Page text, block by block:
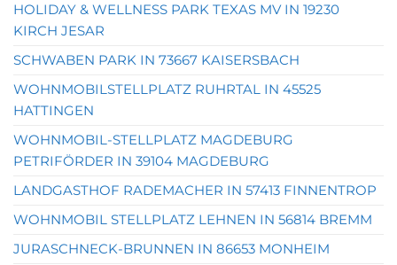
HOLIDAY & WELLNESS PARK TEXAS MV IN 19230
KIRCH JESAR
SCHWABEN PARK IN 73667 KAISERSBACH
WOHNMOBILSTELLPLATZ RUHRTAL IN 45525
HATTINGEN
WOHNMOBIL-STELLPLATZ MAGDEBURG
PETRIFÖRDER IN 39104 MAGDEBURG
LANDGASTHOF RADEMACHER IN 57413 FINNENTROP
WOHNMOBIL STELLPLATZ LEHNEN IN 56814 BREMM
JURASCHNECK-BRUNNEN IN 86653 MONHEIM